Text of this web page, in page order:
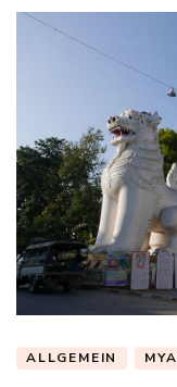
ALLGEMEIN